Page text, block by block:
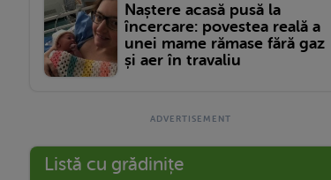
Naștere acasă pusă la
încercare: povestea reală a
unei mame rămase fără gaz
și aer în travaliu
Listă cu grădinițe